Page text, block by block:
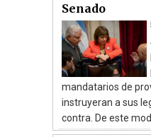
Senado
mandatarios de
instruyeran a sus
contra. De este